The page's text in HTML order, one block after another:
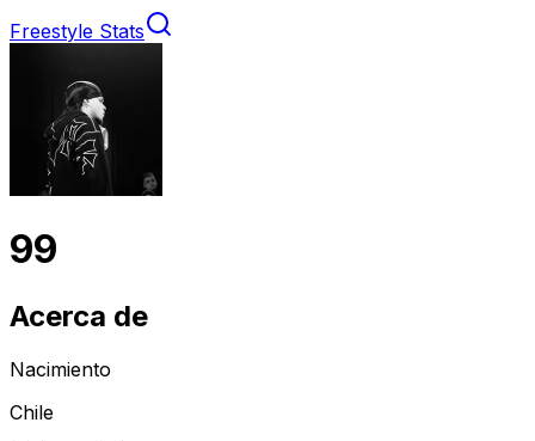
Freestyle Stats
99
Acerca de
Nacimiento
Chile